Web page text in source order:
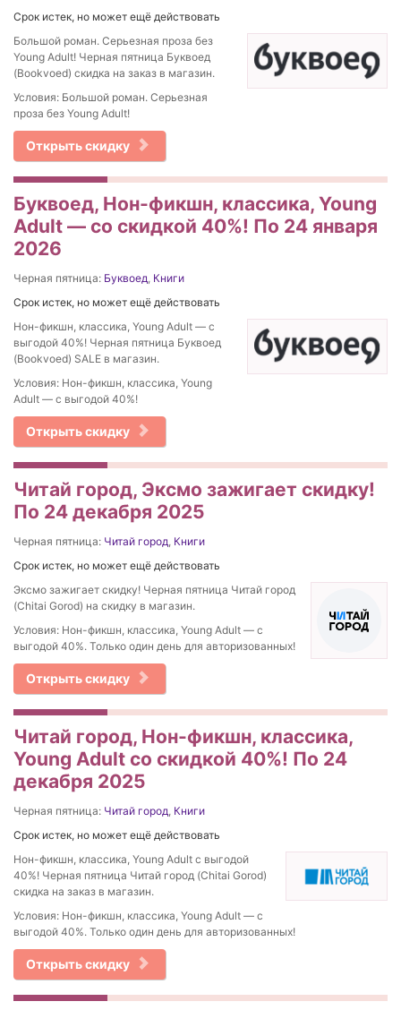
Срок истек, но может ещё действовать
Большой роман. Серьезная проза без
Young Adult! Черная пятница Буквоед
(Bookvoed) скидка на заказ в магазин.
Условия: Большой роман. Серьезная
проза без Young Adult!
Открыть скидку
Буквоед, Нон-фикшн, классика, Young
Adult — со скидкой 40%! По 24 января
2026
Черная пятница: Буквоед, Книги
Срок истек, но может ещё действовать
Нон-фикшн, классика, Young Adult — с
выгодой 40%! Черная пятница Буквоед
(Bookvoed) SALE в магазин.
Условия: Нон-фикшн, классика, Young
Adult — с выгодой 40%!
Открыть скидку
Читай город, Эксмо зажигает скидку!
По 24 декабря 2025
Черная пятница: Читай город, Книги
Срок истек, но может ещё действовать
Эксмо зажигает скидку! Черная пятница Читай город
(Chitai Gorod) на скидку в магазин.
Условия: Нон-фикшн, классика, Young Adult — с
выгодой 40%. Только один день для авторизованных!
Открыть скидку
Читай город, Нон-фикшн, классика,
Young Adult со скидкой 40%! По 24
декабря 2025
Черная пятница: Читай город, Книги
Срок истек, но может ещё действовать
Нон-фикшн, классика, Young Adult с выгодой
40%! Черная пятница Читай город (Chitai Gorod)
скидка на заказ в магазин.
Условия: Нон-фикшн, классика, Young Adult — с
выгодой 40%. Только один день для авторизованных!
Открыть скидку